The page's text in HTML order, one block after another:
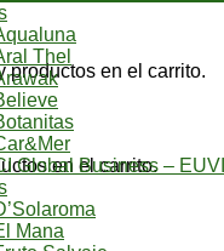
productos en el carrito.
en el carrito.
Thel
Global Business – EUVI
Mana